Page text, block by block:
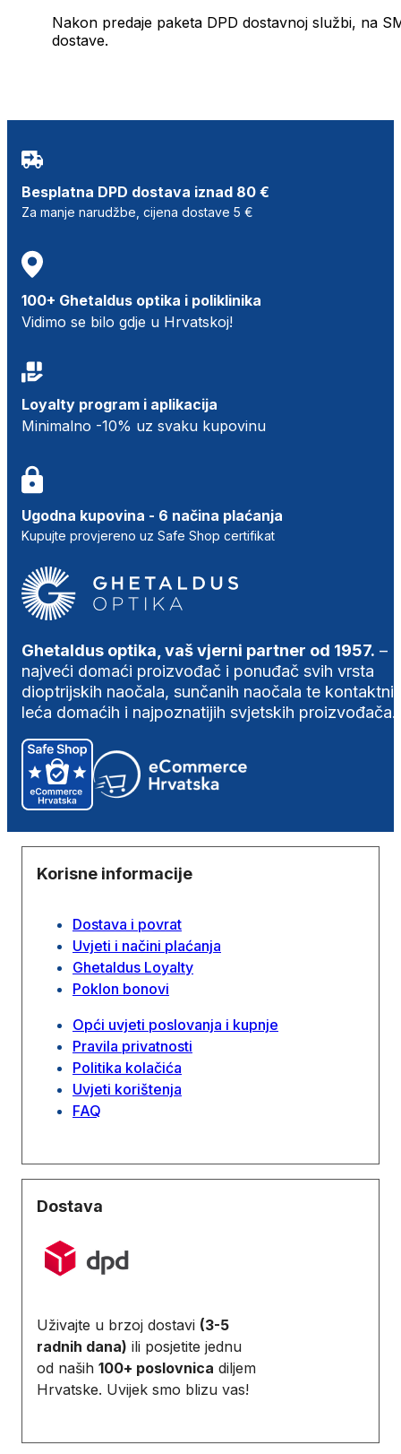
Nakon predaje paketa DPD dostavnoj službi, na
dostave.
Besplatna DPD dostava iznad 80 €
Za manje narudžbe, cijena dostave 5 €
100+ Ghetaldus optika i poliklinika
Vidimo se bilo gdje u Hrvatskoj!
Loyalty program i aplikacija
Minimalno -10% uz svaku kupovinu
Ugodna kupovina - 6 načina plaćanja
Kupujte provjereno uz Safe Shop certifikat
Ghetaldus optika, vaš vjerni partner od 1957. –
najveći domaći proizvođač i ponuđač svih vrsta
dioptrijskih naočala, sunčanih naočala te
leća domaćih i najpoznatijih svjetskih proizvođača.
Korisne informacije
Dostava i povrat
Uvjeti i načini plaćanja
Ghetaldus Loyalty
Poklon bonovi
Opći uvjeti poslovanja i kupnje
Pravila privatnosti
Politika kolačića
Uvjeti korištenja
FAQ
Dostava
Uživajte u brzoj dostavi (3-5
radnih dana) ili posjetite jednu
od naših 100+ poslovnica diljem
Hrvatske. Uvijek smo blizu vas!